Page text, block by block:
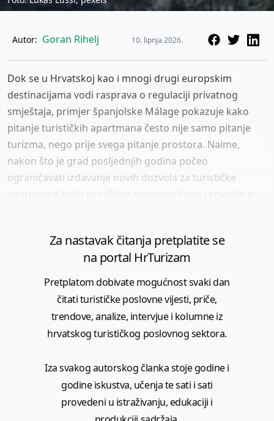
Autor: Goran Rihelj 10. lipnja 2026.
Dok se u Hrvatskoj kao i mnogi drugi europskim
destinacijama vodi rasprava o regulaciji privatnog
smještaja, primjer španjolske Málage pokazuje kako
pitanje turističkih apartmana često nije samo pitanje
turizma, nego prije svega pitanje prostora. Naime,
nakon što je grad posljednjih godina počeo
ograničavati izdavanje novih dozvola za turističke
Za nastavak čitanja pretplatite se
na portal HrTurizam
Pretplatom dobivate mogućnost svaki dan
čitati turističke poslovne vijesti, priče,
trendove, analize, intervjue i kolumne iz
hrvatskog turističkog poslovnog sektora.
Iza svakog autorskog članka stoje godine i
godine iskustva, učenja te sati i sati
provedeni u istraživanju, edukaciji i